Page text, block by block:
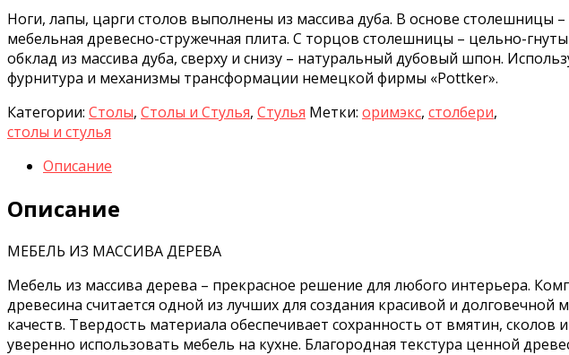
Ноги, лапы, царги столов выполнены из массива дуба. В основе столешницы –
мебельная древесно-стружечная плита. С торцов столешницы – цельно-
обклад из массива дуба, сверху и снизу – натуральный дубовый шпон.
фурнитура и механизмы трансформации немецкой фирмы «Pottker».
Категории: Столы, Столы и Стулья, Стулья Метки: оримэкс, столбери,
столы и стулья
Описание
Описание
МЕБЕЛЬ ИЗ МАССИВА ДЕРЕВА
Мебель из массива дерева – прекрасное решение для любого интерьера.
древесина считается одной из лучших для создания красивой и
качеств. Твердость материала обеспечивает сохранность от вмятин,
уверенно использовать мебель на кухне. Благородная текстура ценной